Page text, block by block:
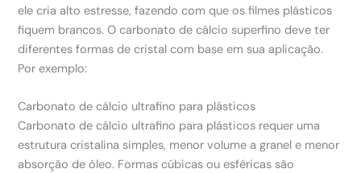
ele cria alto estresse, fazendo com que os filmes plásticos
fiquem brancos. O carbonato de cálcio superfino deve ter
diferentes formas de cristal com base em sua aplicação.
Por exemplo:
Carbonato de cálcio ultrafino para plásticos
Carbonato de cálcio ultrafino para plásticos requer uma
estrutura cristalina simples, menor volume a granel e menor
absorção de óleo. Formas cúbicas ou esféricas são